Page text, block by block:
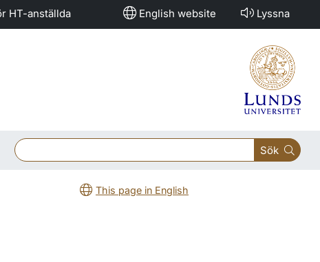
HT-anställda English website Lyssna
Sök
This page in English